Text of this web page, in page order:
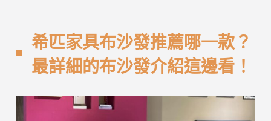
希匹家具布沙發推薦哪一款？
最詳細的布沙發介紹這邊看！